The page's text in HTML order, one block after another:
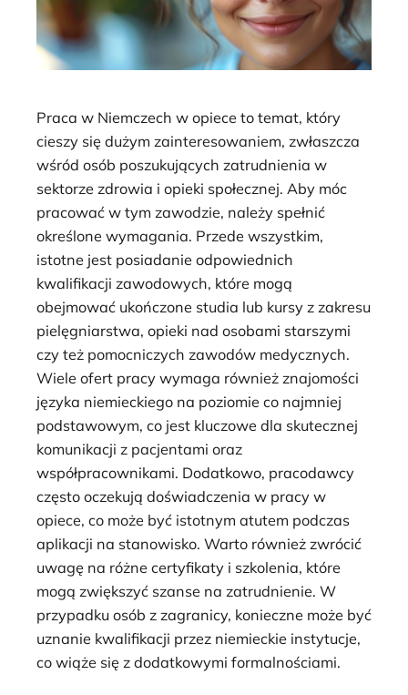
Praca w Niemczech w opiece to temat, który
cieszy się dużym zainteresowaniem, zwłaszcza
wśród osób poszukujących zatrudnienia w
sektorze zdrowia i opieki społecznej. Aby móc
pracować w tym zawodzie, należy spełnić
określone wymagania. Przede wszystkim,
istotne jest posiadanie odpowiednich
kwalifikacji zawodowych, które mogą
obejmować ukończone studia lub kursy z zakresu
pielęgniarstwa, opieki nad osobami starszymi
czy też pomocniczych zawodów medycznych.
Wiele ofert pracy wymaga również znajomości
języka niemieckiego na poziomie co najmniej
podstawowym, co jest kluczowe dla skutecznej
komunikacji z pacjentami oraz
współpracownikami. Dodatkowo, pracodawcy
często oczekują doświadczenia w pracy w
opiece, co może być istotnym atutem podczas
aplikacji na stanowisko. Warto również zwrócić
uwagę na różne certyfikaty i szkolenia, które
mogą zwiększyć szanse na zatrudnienie. W
przypadku osób z zagranicy, konieczne może być
uznanie kwalifikacji przez niemieckie instytucje,
co wiąże się z dodatkowymi formalnościami.